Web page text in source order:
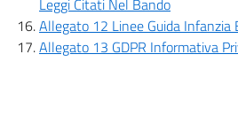
Leggi Citati Nel Bando
Allegato 12 Linee Guida Infanzia
Allegato 13 GDPR Informativa